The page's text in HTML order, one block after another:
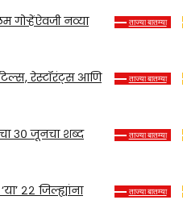
ताज्या बातम्या
ताज्या बातम्या
ताज्या बातम्या
ताज्या बातम्या